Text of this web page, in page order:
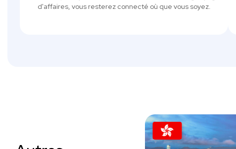
d'affaires, vous resterez connecté où que vous soyez.